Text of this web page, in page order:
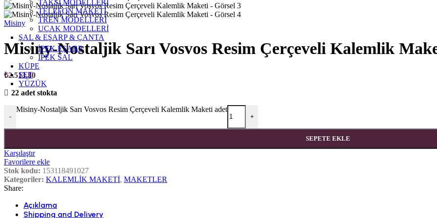
TAKSİ MODELLERİ
TELEFON MAKETİ
TREN MODELLERİ
UÇAK MODELLERİ
ŞAL & EŞARP & ÇANTA
İPEK EŞARP
İPEK ŞAL
KÜPE
SET
YÜZÜK
Misiny
Misiny-Nostaljik Sarı Vosvos Resim Çerçeveli Kalemlik
₺2.513,80
22 adet stokta
-
Misiny-Nostaljik Sarı Vosvos Resim Çerçeveli Kalemlik Maketi adet
+
SEPETE EKLE
Karşılaştır
Favorilere ekle
Stok kodu: 153118491027
Kategoriler: KALEMLİK MAKETİ, MAKETLER
Share:
Açıklama
Shipping and Delivery